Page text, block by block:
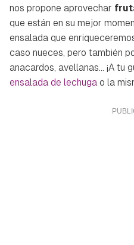
nos propone aprovechar
que están en su mejor
ensalada que
caso nueces, pero también
anacardos, avellanas... ¡A tu
ensalada de lechugao la